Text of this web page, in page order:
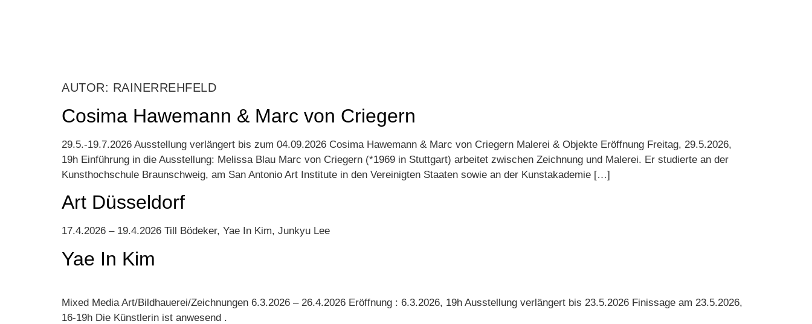
AUTOR: RAINERREHFELD
Cosima Hawemann & Marc von Criegern
29.5.-19.7.2026 Ausstellung verlängert bis zum 04.09.2026 Cosima Hawemann & Marc von Criegern Malerei & Objekte Eröffnung Freitag, 29.5.2026,
19h Einführung in die Ausstellung: Melissa Blau Marc von Criegern (*1969 in Stuttgart) arbeitet zwischen Zeichnung und Malerei. Er studierte an der
Kunsthochschule Braunschweig, am San Antonio Art Institute in den Vereinigten Staaten sowie an der Kunstakademie […]
Art Düsseldorf
17.4.2026 – 19.4.2026 Till Bödeker, Yae In Kim, Junkyu Lee
Yae In Kim
Mixed Media Art/Bildhauerei/Zeichnungen 6.3.2026 – 26.4.2026 Eröffnung : 6.3.2026, 19h Ausstellung verlängert bis 23.5.2026 Finissage am 23.5.2026,
16-19h Die Künstlerin ist anwesend .